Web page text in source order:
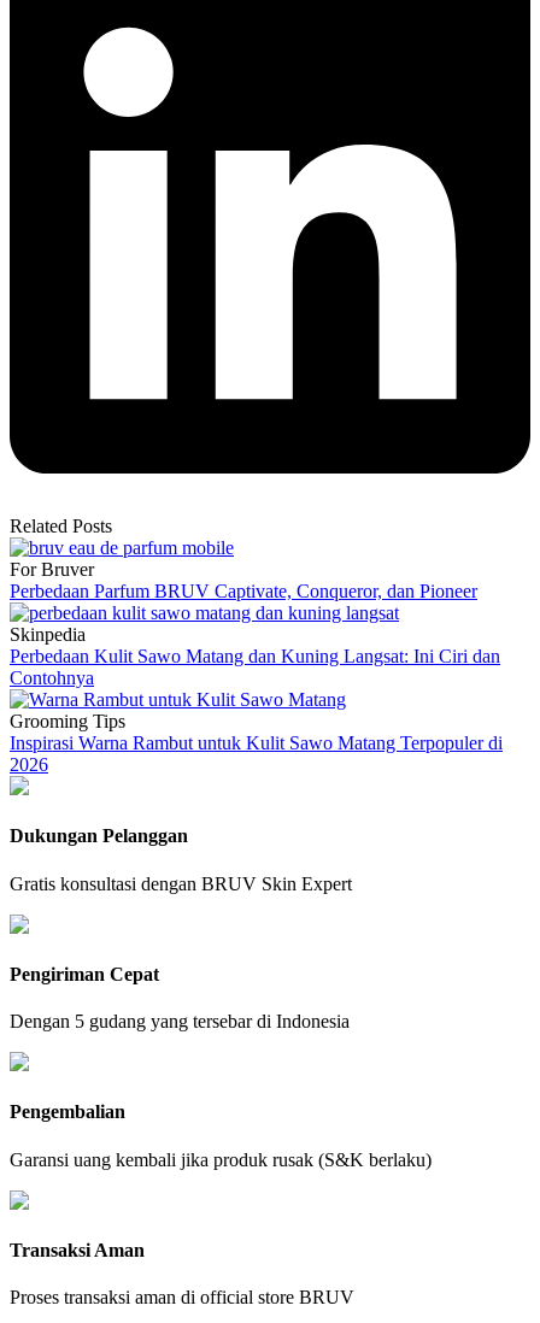
Related Posts
For Bruver
Perbedaan Parfum BRUV Captivate, Conqueror, dan Pioneer
Skinpedia
Perbedaan Kulit Sawo Matang dan Kuning Langsat: Ini Ciri dan
Contohnya
Grooming Tips
Inspirasi Warna Rambut untuk Kulit Sawo Matang Terpopuler di
2026
Dukungan Pelanggan
Gratis konsultasi dengan BRUV Skin Expert
Pengiriman Cepat
Dengan 5 gudang yang tersebar di Indonesia
Pengembalian
Garansi uang kembali jika produk rusak (S&K berlaku)
Transaksi Aman
Proses transaksi aman di official store BRUV